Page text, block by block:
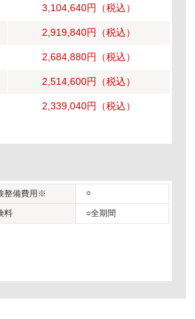
3,104,640円 （税込）
2,919,840円 （税込）
2,684,880円 （税込）
2,514,600円 （税込）
2,339,040円 （税込）
整備費用※ ○
料
○全期間